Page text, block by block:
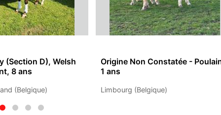
(Section D), Welsh
8 ans
(Belgique)
Origine Non Constatée -
1 ans
Limbourg (Belgique)